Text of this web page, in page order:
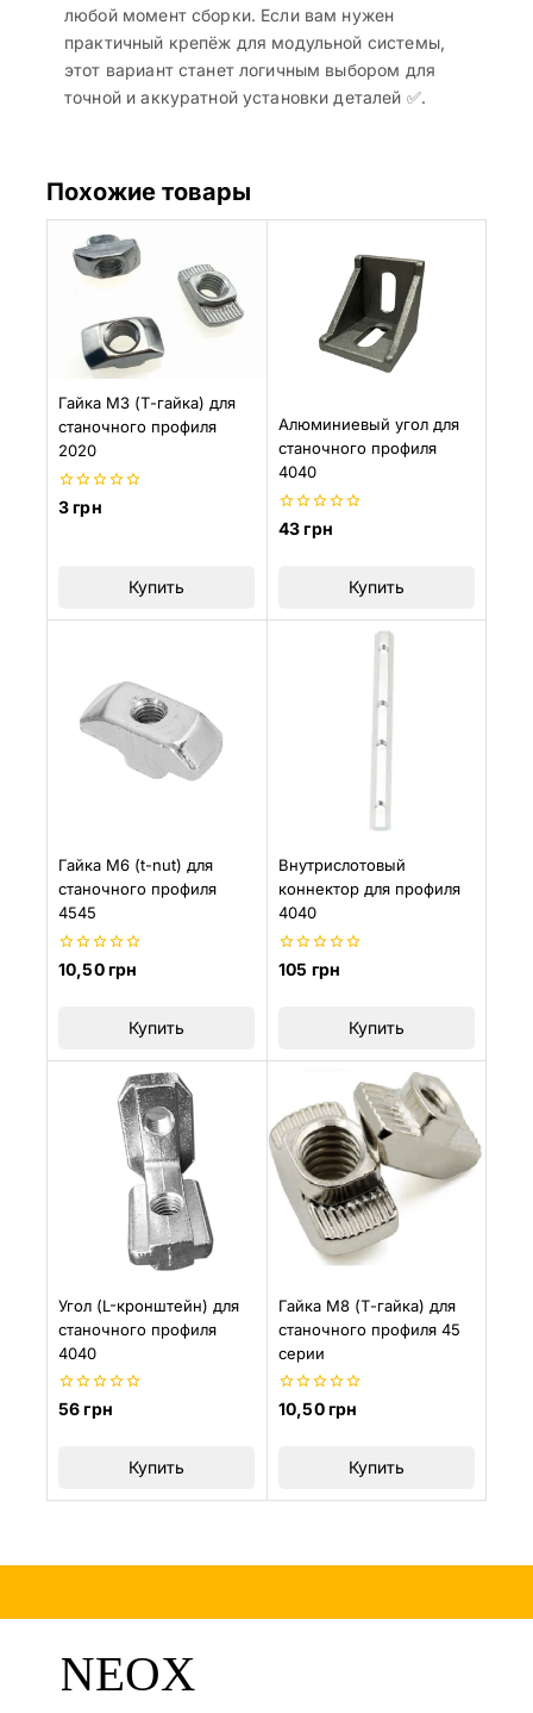
любой момент сборки. Если вам нужен
практичный крепёж для модульной системы,
этот вариант станет логичным выбором для
точной и аккуратной установки деталей ✅.
Похожие товары
Гайка M3 (Т-гайка) для
станочного профиля
2020
0
3грн
Купить
Алюминиевый угол для
станочного профиля
4040
0
из
43грн
Купить
Гайка М6 (t-nut) для
станочного профиля
4545
0
из
10,50грн
Купить
Внутрислотовый
коннектор для профиля
4040
0
из
105 грн
Купить
Угол (L-кронштейн) для
станочного профиля
4040
0
56грн
Купить
Гайка M8 (Т-гайка) для
станочного профиля 45
серии
0
10,50грн
Купить